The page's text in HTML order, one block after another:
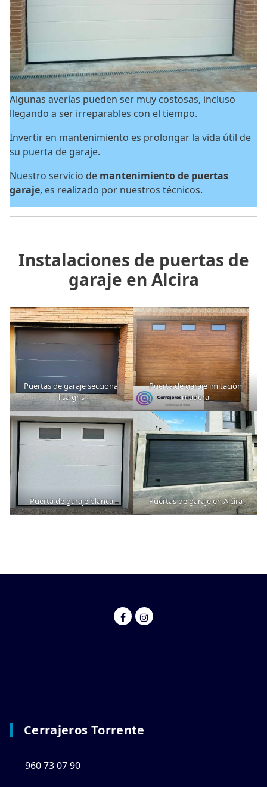
Algunas averías pueden ser muy costosas, incluso
llegando a ser irreparables con el tiempo.
Invertir en mantenimiento es prolongar la vida útil de
su puerta de garaje.
Nuestro servicio de mantenimiento de puertas
garaje, es realizado por nuestros técnicos.
Instalaciones de puertas de
garaje en Alcira
Puertas de garaje seccional
lisa gris
Puerta de garaje imitación
madera
Puerta de garaje blanca Puertas de garaje en Alcira
Cerrajeros Torrente
960 73 07 90